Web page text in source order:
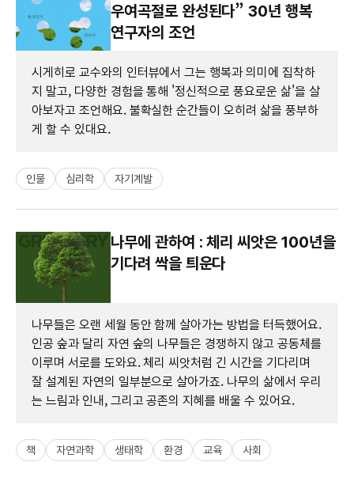
우여곡절로 완성된다” 30년 행복
연구자의 조언
시게히로 교수와의 인터뷰에서 그는 행복과 의미에 집착하
지 말고, 다양한 경험을 통해 '정신적으로 풍요로운 삶'을 살
아보자고 조언해요. 불확실한 순간들이 오히려 삶을 풍부하
게 할 수 있대요.
인물 심리학 자기계발
나무에 관하여 : 체리 씨앗은 100년을
기다려 싹을 틔운다
나무들은 오랜 세월 동안 함께 살아가는 방법을 터득했어요.
인공 숲과 달리 자연 숲의 나무들은 경쟁하지 않고 공동체를
이루며 서로를 도와요. 체리 씨앗처럼 긴 시간을 기다리며
잘 설계된 자연의 일부분으로 살아가죠. 나무의 삶에서 우리
는 느림과 인내, 그리고 공존의 지혜를 배울 수 있어요.
책 자연과학 생태학 환경 교육 사회